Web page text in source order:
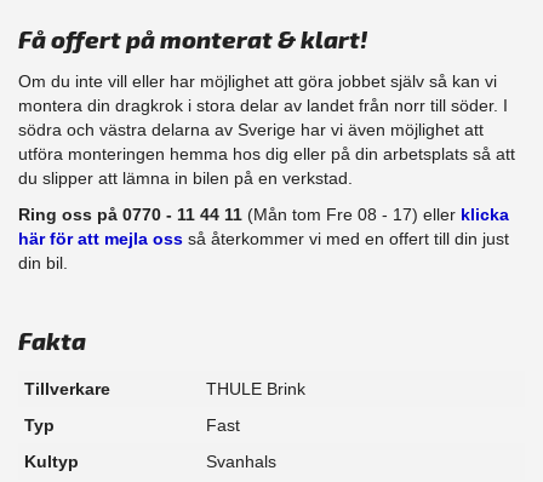
Få offert på monterat & klart!
Om du inte vill eller har möjlighet att göra jobbet själv så kan vi
montera din dragkrok i stora delar av landet från norr till söder. I
södra och västra delarna av Sverige har vi även möjlighet att
utföra monteringen hemma hos dig eller på din arbetsplats så att
du slipper att lämna in bilen på en verkstad.
Ring oss på 0770 - 11 44 11 (Mån tom Fre 08 - 17) eller klicka
här för att mejla oss så återkommer vi med en offert till din just
din bil.
Fakta
Tillverkare
THULE Brink
Typ
Fast
Kultyp
Svanhals